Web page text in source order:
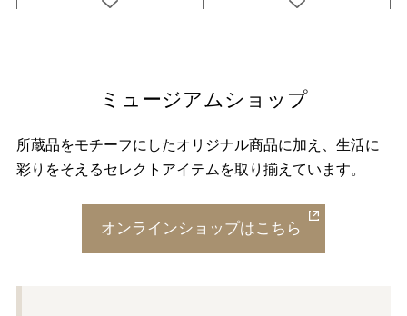
ミュージアムショップ
所蔵品をモチーフにしたオリジナル商品に加え、生活に
彩りをそえるセレクトアイテムを取り揃えています。
オンラインショップはこちら